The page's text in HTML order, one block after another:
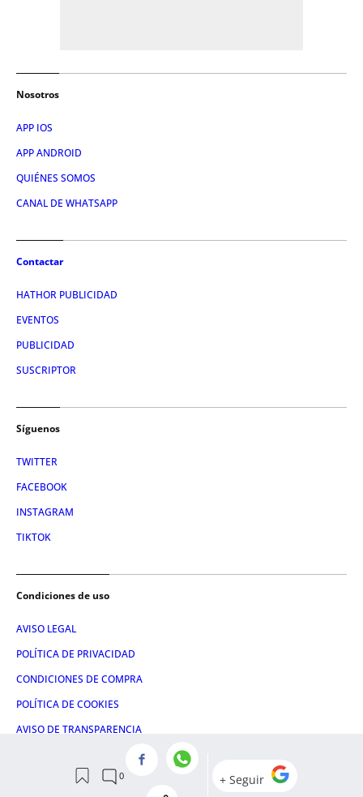
Nosotros
APP IOS
APP ANDROID
QUIÉNES SOMOS
CANAL DE WHATSAPP
Contactar
HATHOR PUBLICIDAD
EVENTOS
PUBLICIDAD
SUSCRIPTOR
Síguenos
TWITTER
FACEBOOK
INSTAGRAM
TIKTOK
Condiciones de uso
AVISO LEGAL
POLÍTICA DE PRIVACIDAD
CONDICIONES DE COMPRA
POLÍTICA DE COOKIES
AVISO DE TRANSPARENCIA